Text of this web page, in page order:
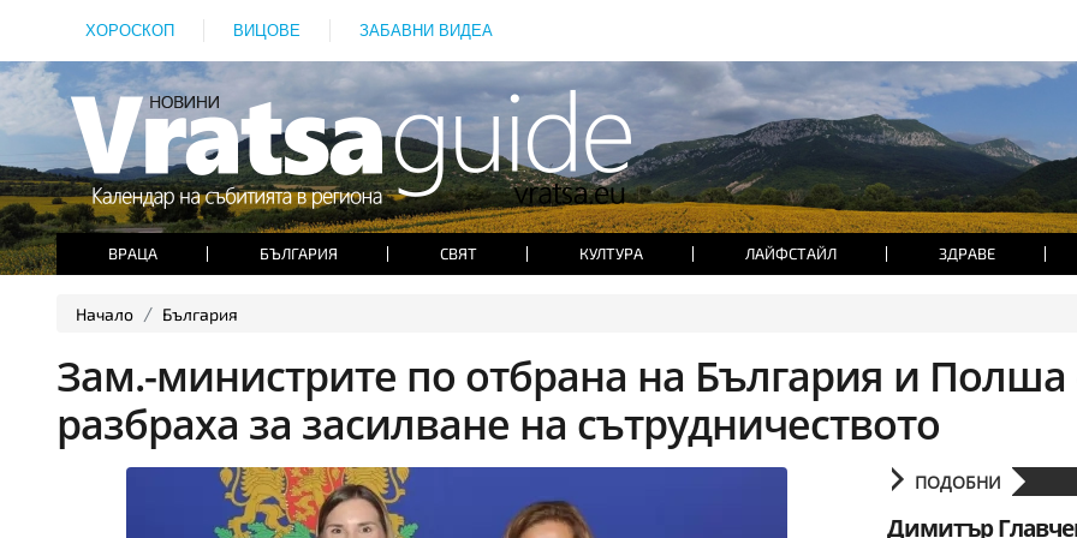
ХОРОСКОП ВИЦОВЕ ЗАБАВНИ ВИДЕА
ВРАЦА БЪЛГАРИЯ СВЯТ КУЛТУРА ЛАЙФСТАЙЛ ЗДРАВЕ
Начало България
Зам.-министрите по отбрана на България и Полша
разбраха за засилване на сътрудничеството
ПОДОБНИ
Димитър